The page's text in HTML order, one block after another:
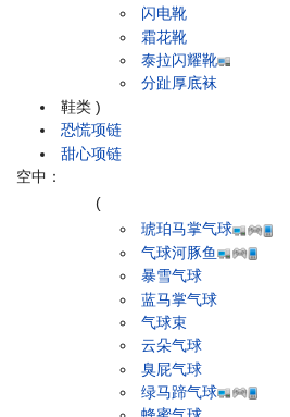
鞋类
闪电靴
霜花靴
泰拉闪耀靴
分趾厚底袜
)
恐慌项链
甜心项链
空中：
(
琥珀马掌气球
气球河豚鱼
暴雪气球
蓝马掌气球
气球束
云朵气球
臭屁气球
绿马蹄气球